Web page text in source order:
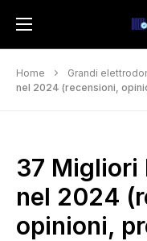
Home Grandi
nel 2024 (recensioni,
37 Migliori
nel 2024
opinioni,